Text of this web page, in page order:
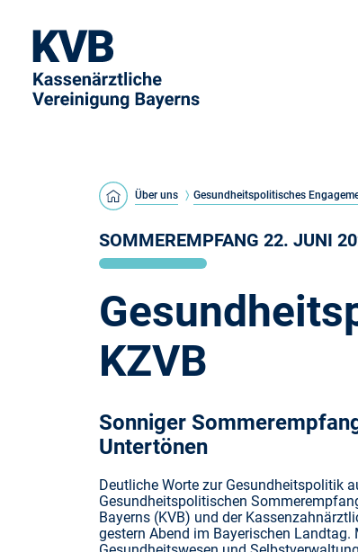
Über uns Gesundheitspolitisches
SOMMEREMPFANG 22. JUNI
KZVB
Sonniger
Untertönen
Deutliche Worte zur Gesundheitspolitik
Gesundheitspolitischen
Bayerns (KVB) und der
gestern Abend im Bayerischen